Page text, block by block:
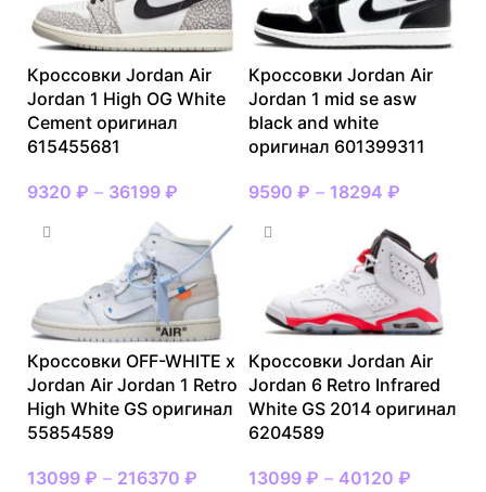
Кроссовки Jordan Air
Jordan 1 High OG White
Cement оригинал
615455681
9320 ₽ – 36199 ₽
Кроссовки Jordan Air
Jordan 1 mid se asw
black and white
оригинал 601399311
9590 ₽ – 18294 ₽
Кроссовки OFF-WHITE x
Jordan Air Jordan 1 Retro
High White GS оригинал
55854589
13099 ₽ – 216370 ₽
Кроссовки Jordan Air
Jordan 6 Retro Infrared
White GS 2014 оригинал
6204589
13099 ₽ – 40120 ₽